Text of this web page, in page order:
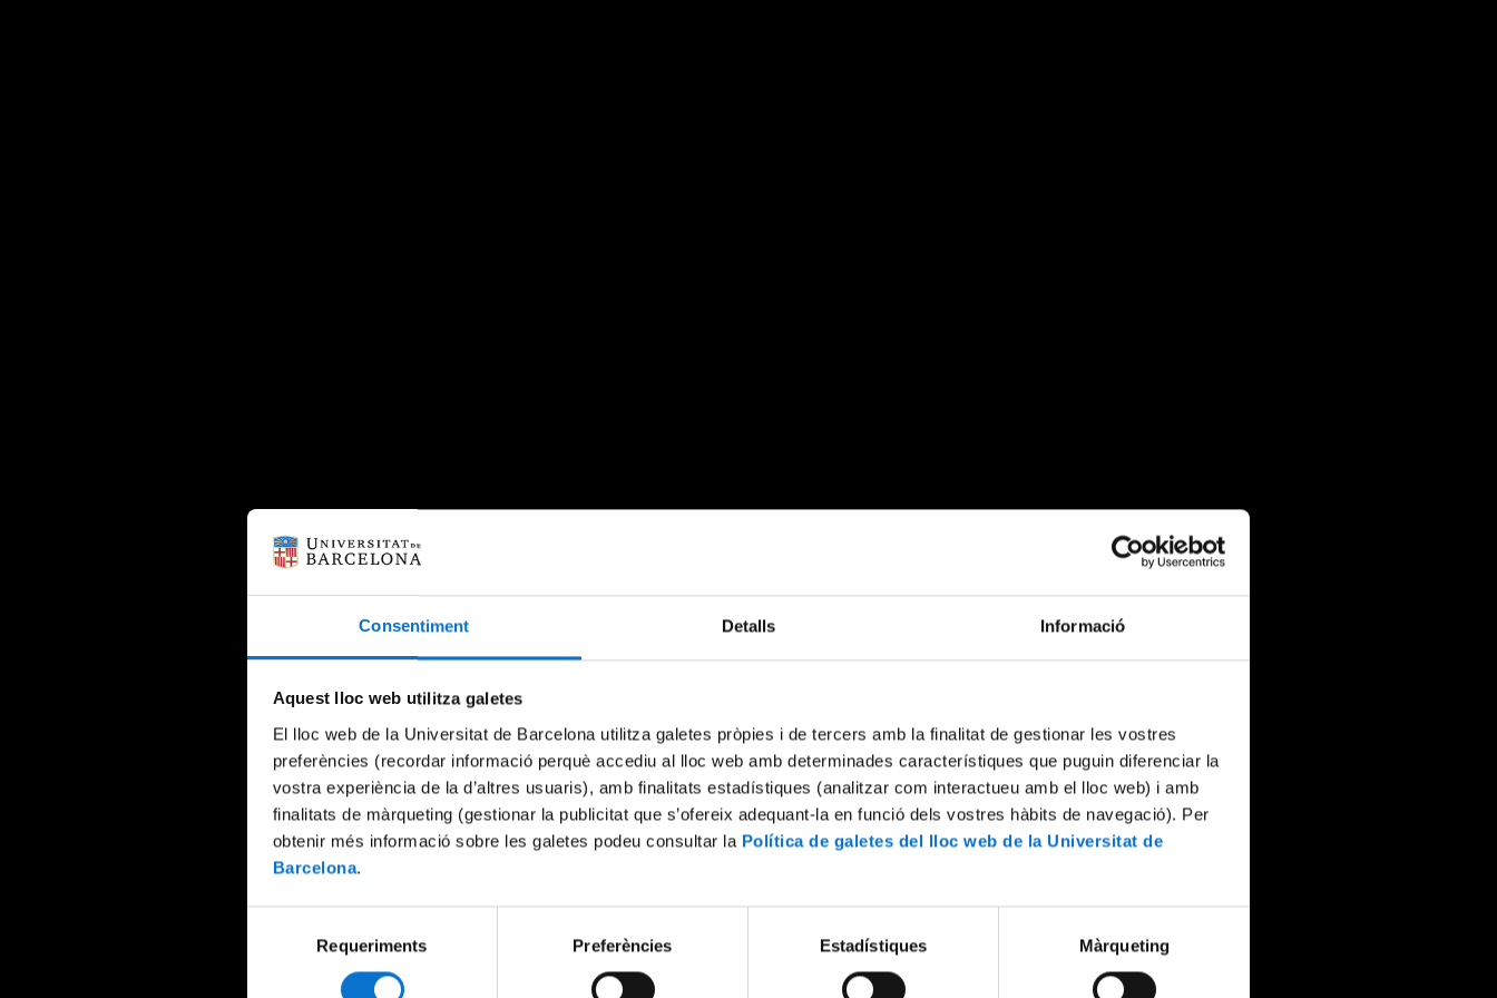
Consentiment Detalls Informació
Aquest lloc web utilitza galetes
El lloc web de la Universitat de Barcelona utilitza galetes pròpies i de tercers amb la finalitat de gestionar les vostres
preferències (recordar informació perquè accediu al lloc web amb determinades característiques que puguin diferenciar la
vostra experiència de la d’altres usuaris), amb finalitats estadístiques (analitzar com interactueu amb el lloc web) i amb
finalitats de màrqueting (gestionar la publicitat que s’ofereix adequant-la en funció dels vostres hàbits de navegació). Per
obtenir més informació sobre les galetes podeu consultar la Política de galetes del lloc web de la Universitat de
Barcelona.
consentiment
Requeriments Preferències Estadístiques Màrqueting